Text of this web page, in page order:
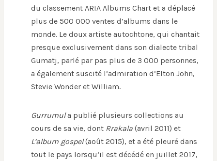
du classement ARIA Albums Chart et a déplacé
plus de 500 000 ventes d’albums dans le
monde. Le doux artiste autochtone, qui chantait
presque exclusivement dans son dialecte tribal
Gumatj, parlé par pas plus de 3 000 personnes,
a également suscité l’admiration d’Elton John,
Stevie Wonder et William.
Gurrumula publié plusieurs collections au
cours de sa vie, dont Rrakala (avril 2011) et
L’album gospel(août 2015), et a été pleuré dans
tout le pays lorsqu’il est décédé en juillet 2017,